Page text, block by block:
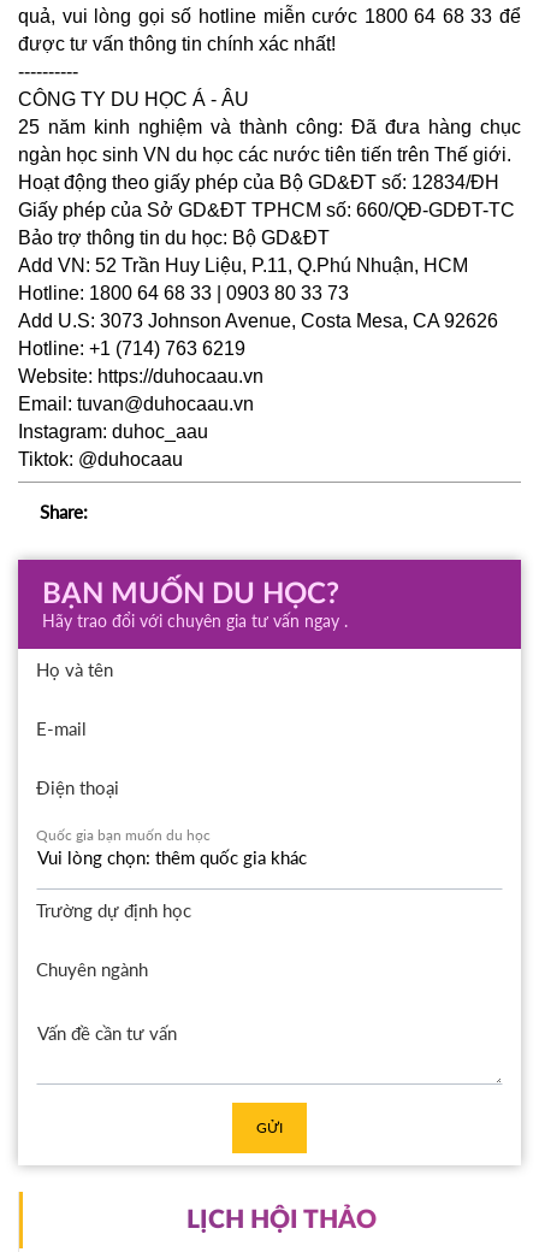
quả, vui lòng gọi số hotline miễn cước 1800 64 68 33 để
được tư vấn thông tin chính xác nhất!
----------
CÔNG TY DU HỌC Á - ÂU
25 năm kinh nghiệm và thành công: Đã đưa hàng chục
ngàn học sinh VN du học các nước tiên tiến trên Thế giới.
Hoạt động theo giấy phép của Bộ GD&ĐT số: 12834/ĐH
Giấy phép của Sở GD&ĐT TPHCM số: 660/QĐ-GDĐT-TC
Bảo trợ thông tin du học: Bộ GD&ĐT
Add VN: 52 Trần Huy Liệu, P.11, Q.Phú Nhuận, HCM
Hotline: 1800 64 68 33 | 0903 80 33 73
Add U.S: 3073 Johnson Avenue, Costa Mesa, CA 92626
Hotline: +1 (714) 763 6219
Website: https://duhocaau.vn
Email: tuvan@duhocaau.vn
Instagram: duhoc_aau
Tiktok: @duhocaau
Share:
BẠN MUỐN DU HỌC?
Hãy trao đổi với chuyên gia tư vấn ngay .
Họ và tên
E-mail
Điện thoại
Quốc gia bạn muốn du học
Trường dự định học
Chuyên ngành
GỬI
LỊCH HỘI THẢO